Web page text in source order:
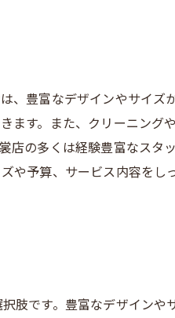
、豊富なデザインやサイズ
ます。また、クリーニング
店の多くは経験豊富なスタ
や予算、サービス内容をし
肢です。豊富なデザインや